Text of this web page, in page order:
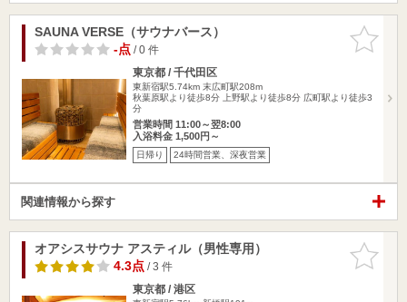
お気に入
りに追加
SAUNA VERSE（サウナバース）
-点/ 0 件
東京都 / 千代田区
東新宿駅5.74km 末広町駅208m
秋葉原駅より徒歩8分 上野駅より徒歩8分 広町駅より徒歩3
分
営業時間 11:00～翌8:00
入浴料金 1,500円～
日帰り 24時間営業、深夜営業
関連情報から探す
お気に入
りに追加
オアシスサウナ アスティル（男性専用）
4.3点/ 3 件
東京都 / 港区